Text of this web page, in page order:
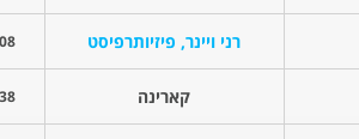
רני ויינר, פיזיותרפיסט 20
קארינה 20